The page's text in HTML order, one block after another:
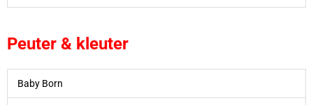
Peuter & kleuter
Baby Born